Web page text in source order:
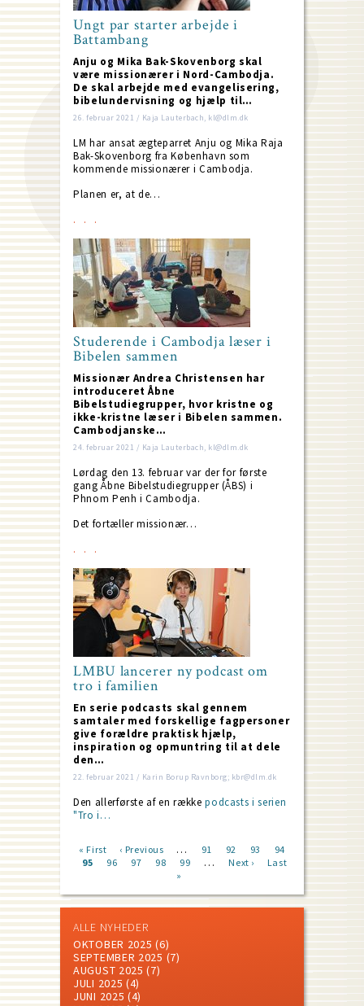
Ungt par starter arbejde i
Battambang
Anju og Mika Bak-Skovenborg skal
være missionærer i Nord-Cambodja.
De skal arbejde med evangelisering,
bibelundervisning og hjælp til…
26. februar 2021 / Kaja Lauterbach, kl@dlm.dk
LM har ansat ægteparret Anju og Mika Raja
Bak-Skovenborg fra København som
kommende missionærer i Cambodja.
Planen er, at de…
Studerende i Cambodja læser i
Bibelen sammen
Missionær Andrea Christensen har
introduceret Åbne
Bibelstudiegrupper, hvor kristne og
ikke-kristne læser i Bibelen sammen.
Cambodjanske…
24. februar 2021 / Kaja Lauterbach, kl@dlm.dk
Lørdag den 13. februar var der for første
gang Åbne Bibelstudiegrupper (ÅBS) i
Phnom Penh i Cambodja.
Det fortæller missionær…
LMBU lancerer ny podcast om
tro i familien
En serie podcasts skal gennem
samtaler med forskellige fagpersoner
give forældre praktisk hjælp,
inspiration og opmuntring til at dele
den…
22. februar 2021 / Karin Borup Ravnborg; kbr@dlm.dk
Den allerførste af en rækkepodcasts i serien
"Tro i…
Pagination
First
page
« First
Previous
page
‹ Previous … Page
91 Page
92 Page
93 Page
94
Current
95 Page
96 Page
97 Page
98 Page
99 …
Next
Next ›
Last
Last
»
ALLE NYHEDER
OKTOBER 2025 (6)
SEPTEMBER 2025 (7)
AUGUST 2025 (7)
JULI 2025 (4)
JUNI 2025 (4)